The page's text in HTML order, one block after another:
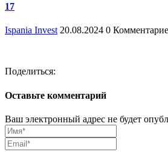
17
Ispania Invest 20.08.2024 0
Поделиться:
Оставьте комментарий
Ваш электронный адрес не будет